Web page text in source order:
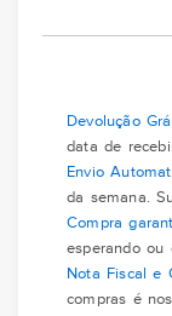
Devolução
data de
Envio
da semana.
Compra
esperando ou
Nota Fiscal e
compras é